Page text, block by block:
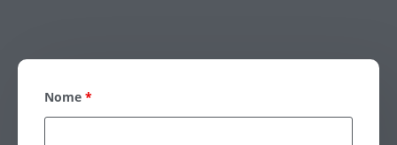
Nome *